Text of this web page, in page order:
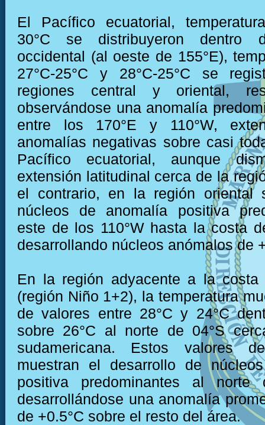
El Pacífico ecuatorial,
30°C se distribuyeron dentro
occidental (al oeste de 155°E),
27°C-25°C y 28°C-25°C se
regiones central y oriental,
observándose una anomalía
entre los 170°E y 110°W,
anomalías negativas sobre casi
Pacífico ecuatorial, aunque
extensión latitudinal cerca de la
el contrario, en la región oriental
núcleos de anomalía positiva
este de los 110°W hasta la costa
desarrollando núcleos anómalos de
En la región adyacente a la costa
(región Niño 1+2), la temperatura
de valores entre 28°C y 24°C
sobre 26°C al norte de 04°S
sudamericana. Estos valores
muestran el desarrollo de
positiva predominantes al norte
desarrollándose una anomalía
de +0.5°C sobre el resto del área.